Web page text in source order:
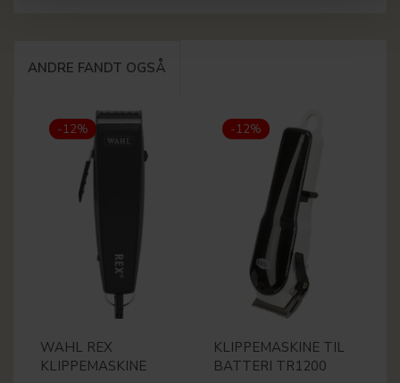
ANDRE FANDT OGSÅ
-12%
WAHL REX
KLIPPEMASKINE
-12%
KLIPPEMASKINE TIL
BATTERI TR1200